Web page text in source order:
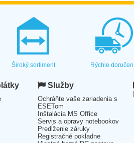
Široký sortiment Rýchle
Služby
Ochráňte vaše zariadenia s
ESETom
Inštalácia MS Office
Servis a opravy notebookov
Predĺženie záruky
Registračné pokladne